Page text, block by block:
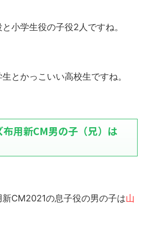
小学生役の子役2人ですね。
とかっこいい高校生ですね。
布用新CM男の子（兄）は
CM2021の息子役の男の子は山